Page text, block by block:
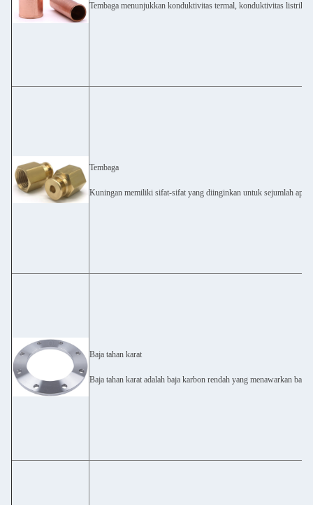
Tembaga menunjukkan konduktivitas termal, konduktivitas listrik
Tembaga
Kuningan memiliki sifat-sifat yang diinginkan untuk sejumlah
Baja tahan karat
Baja tahan karat adalah baja karbon rendah yang menawarkan